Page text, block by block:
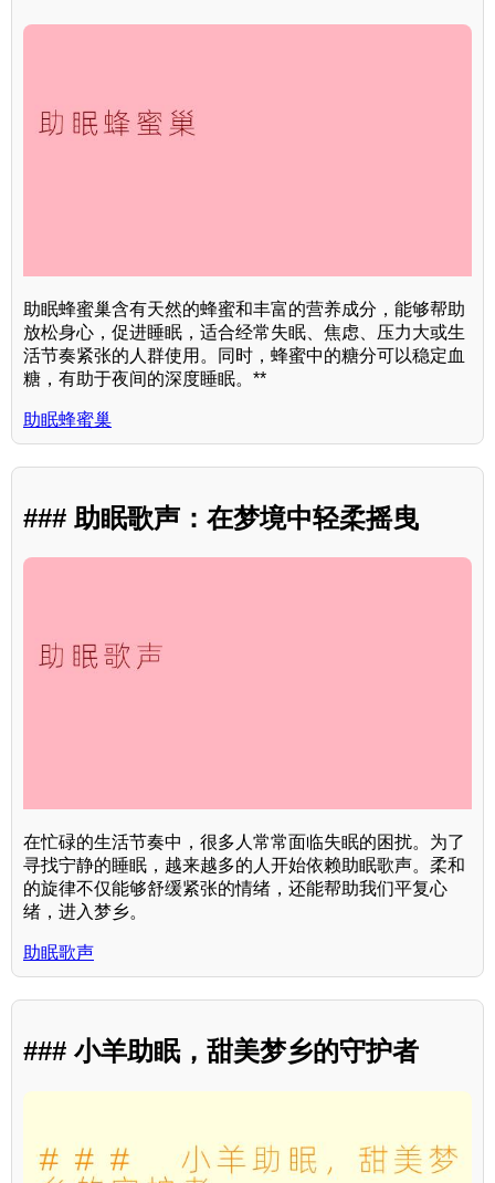
助眠蜂蜜巢含有天然的蜂蜜和丰富的营养成分，能够帮助
放松身心，促进睡眠，适合经常失眠、焦虑、压力大或生
活节奏紧张的人群使用。同时，蜂蜜中的糖分可以稳定血
糖，有助于夜间的深度睡眠。**
助眠蜂蜜巢
### 助眠歌声：在梦境中轻柔摇曳
在忙碌的生活节奏中，很多人常常面临失眠的困扰。为了
寻找宁静的睡眠，越来越多的人开始依赖助眠歌声。柔和
的旋律不仅能够舒缓紧张的情绪，还能帮助我们平复心
绪，进入梦乡。
助眠歌声
### 小羊助眠，甜美梦乡的守护者